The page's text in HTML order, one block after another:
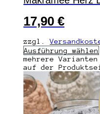
17,90 €
zzgl.
Ausführung wählen
mehrere
auf der